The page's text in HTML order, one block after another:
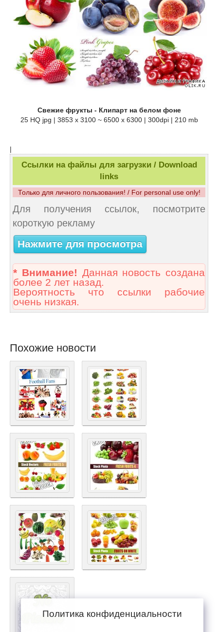
Свежие фрукты - Клипарт на белом фоне
25 HQ jpg | 3853 x 3100 ~ 6500 x 6300 | 300dpi | 210 mb
|
Ссылки на файлы для загрузки / Download
links
Только для личного пользования! / For personal use only!
Для получения ссылок, посмотрите
короткую рекламу
Нажмите для просмотра
* Внимание! Данная новость создана
более 2 лет назад.
Вероятность что ссылки рабочие
очень низкая.
Похожие новости
Политика конфиденциальности